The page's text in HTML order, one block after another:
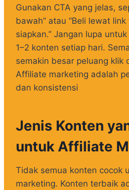
Gunakan CTA yang jelas,
bawah” atau “Beli lewat
siapkan.” Jangan lupa
1–2 konten setiap hari.
semakin besar peluang klik
Affiliate marketing adalah
dan konsistensi
Jenis Konten
untuk Affiliate
Tidak semua konten cocok
marketing. Konten terbaik